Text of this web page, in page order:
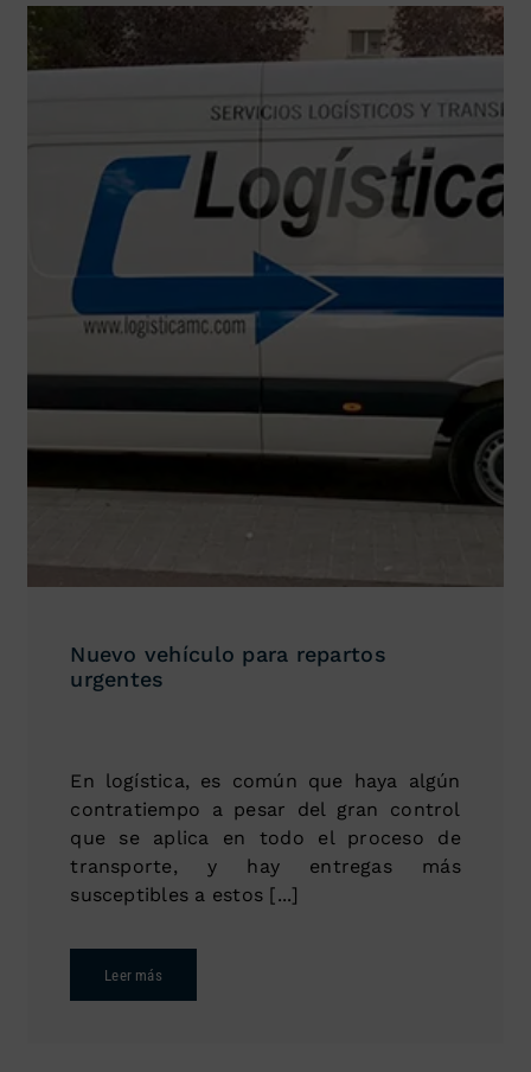
Nuevo vehículo para repartos
urgentes
En logística, es común que haya algún
contratiempo a pesar del gran control
que se aplica en todo el proceso de
transporte, y hay entregas más
susceptibles a estos [...]
Leer más